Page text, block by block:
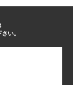
い。